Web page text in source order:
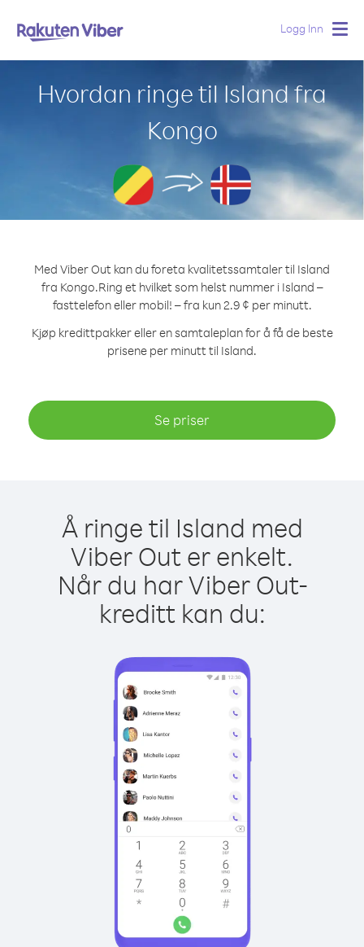
Logg Inn
Hvordan ringe til Island fra
Kongo
Med Viber Out kan du foreta kvalitetssamtaler til Island
fra Kongo.Ring et hvilket som helst nummer i Island –
fasttelefon eller mobil! – fra kun 2.9 ¢ per minutt.
Kjøp kredittpakker eller en samtaleplan for å få de beste
prisene per minutt til Island.
Se priser
Å ringe til Island med
Viber Out er enkelt.
Når du har Viber Out-
kreditt kan du: